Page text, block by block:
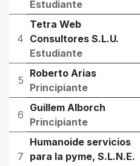
Estudiante
4
Tetra Web
Consultores S.L.U.
Estudiante
5
Roberto Arias
Principiante
6
Guillem Alborch
Principiante
7
Humanoide servicios
para la pyme, S.L.N.E.